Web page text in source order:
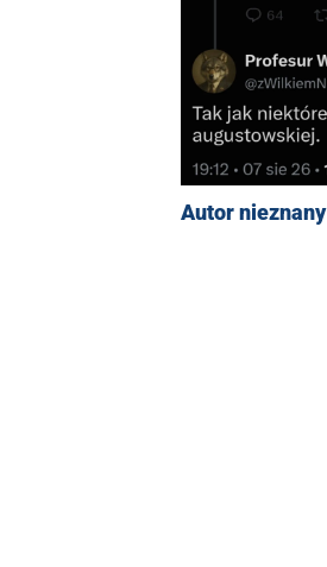
Autor nieznany